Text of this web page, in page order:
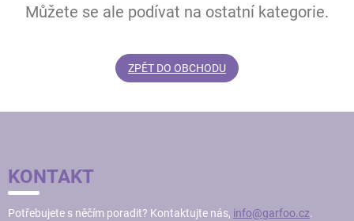
Můžete se ale podívat na ostatní kategorie.
ZPĚT DO OBCHODU
A
T
KONTAKT
Potřebujete s něčím poradit? Kontaktujte nás, info@garfoo.cz.